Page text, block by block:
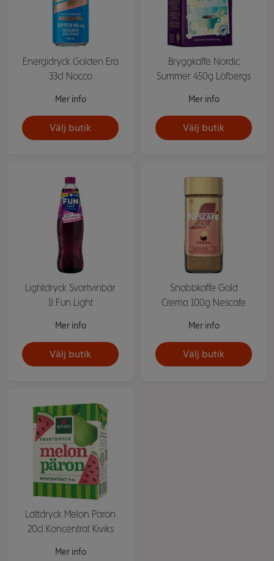
Energidryck Golden Era
33cl Nocco
Mer info
Välj butik
Bryggkaffe Nordic
Summer 450g Löfbergs
Mer info
Välj butik
Lightdryck Svartvinbär
1l Fun Light
Mer info
Välj butik
Snabbkaffe Gold
Crema 100g Nescafe
Mer info
Välj butik
Lättdryck Melon Päron
20cl Koncentrat Kiviks
Mer info